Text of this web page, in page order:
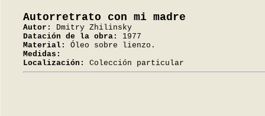
Autorretrato con mi madre
Autor:
Dmitry Zhilinsky
Datación de la obra:
1977
Material:
Óleo sobre lienzo.
Medidas:
Localización:
Colección particular